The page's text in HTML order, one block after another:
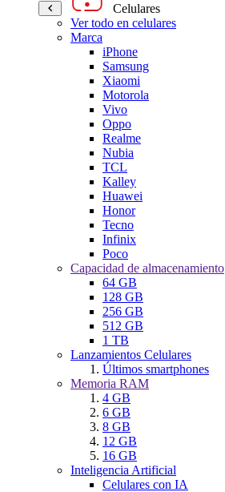
Celulares
Ver todo en celulares
Marca
iPhone
Samsung
Xiaomi
Motorola
Vivo
Oppo
Realme
Nubia
TCL
Kalley
Huawei
Honor
Tecno
Infinix
Poco
Capacidad de almacenamiento
64 GB
128 GB
256 GB
512 GB
1 TB
Lanzamientos Celulares
Últimos smartphones
Memoria RAM
4 GB
6 GB
8 GB
12 GB
16 GB
Inteligencia Artificial
Celulares con IA